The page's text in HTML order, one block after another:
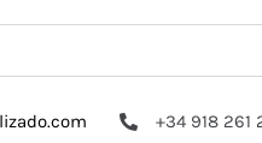
+34 918 261